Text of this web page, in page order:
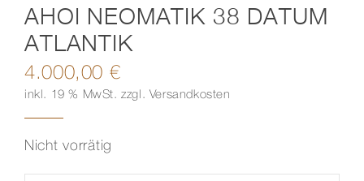
AHOI NEOMATIK 38 DATUM
ATLANTIK
4.000,00 €
inkl. 19 % MwSt. zzgl. Versandkosten
Nicht vorrätig